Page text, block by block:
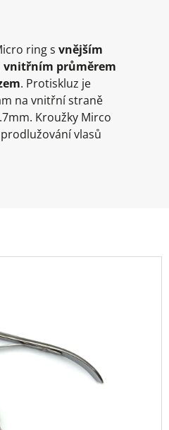
ring s vnějším
vnitřním průměrem
. Protiskluz je
na vnitřní straně
Kroužky Mirco
vlasů